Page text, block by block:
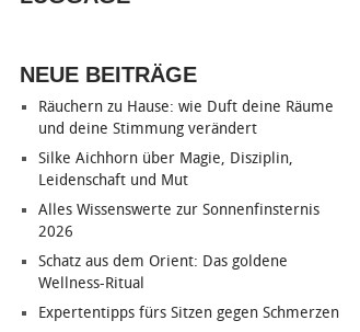
NEUE BEITRÄGE
Räuchern zu Hause: wie Duft deine Räume
und deine Stimmung verändert
Silke Aichhorn über Magie, Disziplin,
Leidenschaft und Mut
Alles Wissenswerte zur Sonnenfinsternis
2026
Schatz aus dem Orient: Das goldene
Wellness-Ritual
Expertentipps fürs Sitzen gegen Schmerzen